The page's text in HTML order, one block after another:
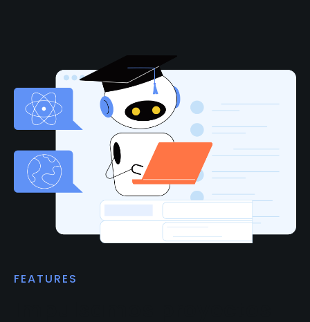
FEATURES